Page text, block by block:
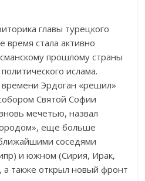
главы турецкого
время стала активно
прошлому страны
ислама.
Эрдоган «решил»
Святой Софии
мечетью, назвал
ещё больше
соседями
и южном (Сирия, Ирак,
а также открыл новый фронт